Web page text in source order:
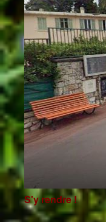
S'y rendre !